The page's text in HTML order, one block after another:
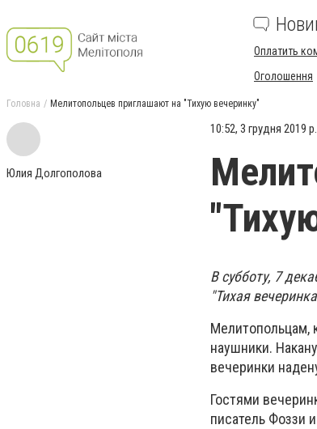
Оплатить
Оголошення
Головна Мелитопольцев приглашают на "Тихую вечеринку"
Юлия Долгополова
10:52, 3 грудня 2019 р.
В субботу, 7
"Тихая
Мелитопольцам,
наушники.
вечеринки
Гостями
писатель Фоззи